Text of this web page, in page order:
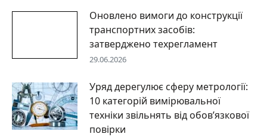
Оновлено вимоги до конструкції
транспортних засобів:
затверджено техрегламент
29.06.2026
Уряд дерегулює сферу метрології:
10 категорій вимірювальної
техніки звільнять від обов’язкової
повірки